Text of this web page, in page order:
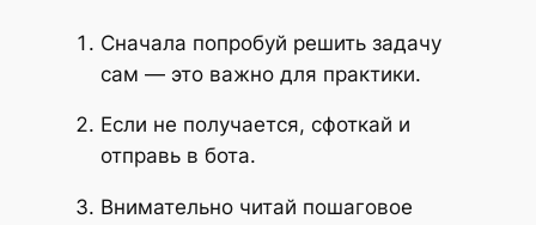
Сначала попробуй решить задачу
сам — это важно для практики.
Если не получается, сфоткай и
отправь в бота.
Внимательно читай пошаговое